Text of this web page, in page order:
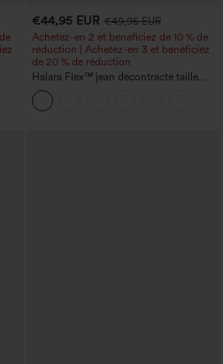
€44,95 EUR €49,95 EUR
Achetez-en 2 et bénéficiez de 10 % de
réduction | Achetez-en 3 et bénéficiez
de 20 % de réduction
Halara Flex™ jean décontracté taille
haute, large, avec poches, ourlet
retroussé et effet délavé